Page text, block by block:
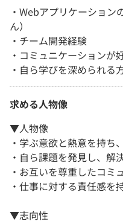
・Webアプリケーション
ん）
・チーム開発経験
・コミュニケーションが
・自ら学びを深められる
求める人物像
▼人物像
・学ぶ意欲と熱意を持ち
・自ら課題を発見し、解
・お互いを尊重したコミ
・仕事に対する責任感を
▼志向性